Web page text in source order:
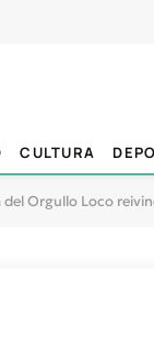
CULTURA
del Orgullo Loco